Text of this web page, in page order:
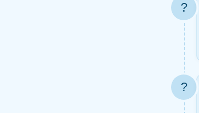
?️
?